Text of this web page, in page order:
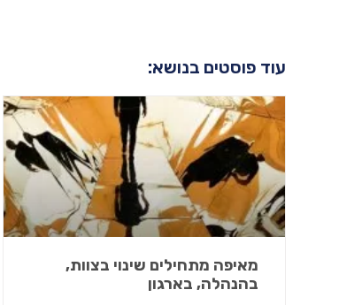
עוד פוסטים בנושא:
מאיפה מתחילים שינוי בצוות,
בהנהלה, בארגון